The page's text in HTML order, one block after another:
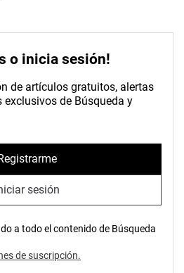
o inicia sesión!
de artículos gratuitos, alertas
de Búsqueda y
sesión
a todo el contenido de Búsqueda
de suscripción.